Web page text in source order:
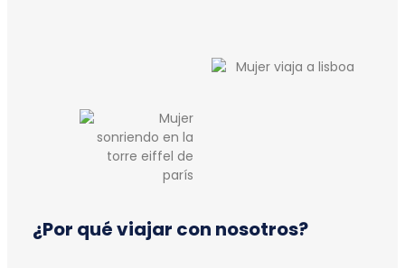
¿Por qué viajar con nosotros?